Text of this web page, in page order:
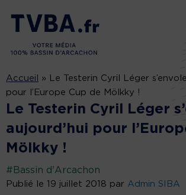
Accueil »
Le Testerin Cyril Léger
pour l’Europe Cup de Mölkky !
Le Testerin Cyril Léger
aujourd’hui pour
Mölkky !
#Bassin d'Arcachon
Publié le 19 juillet 2018 par Admin SIBA